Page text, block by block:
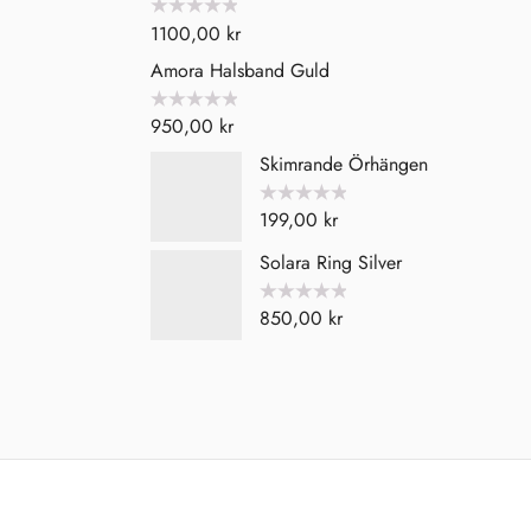
Betygsatt
0
5
1100,00 kr
Amora Halsband Guld
Betygsatt
0
950,00 kr
Skimrande Örhängen
Betygsatt
0
5
199,00 kr
Solara Ring Silver
Betygsatt
0
850,00 kr